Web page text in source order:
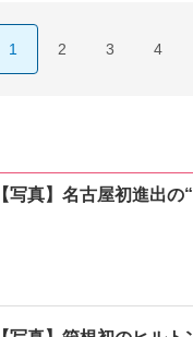
1 2 3 4
【写真】名古屋初進出